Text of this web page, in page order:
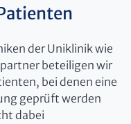
der Uniklinik wie
beteiligen wir
bei denen eine
geprüft werden
dabei